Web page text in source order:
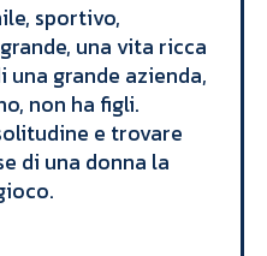
sportivo,
una vita ricca
grande azienda,
non ha figli.
e trovare
di una donna la